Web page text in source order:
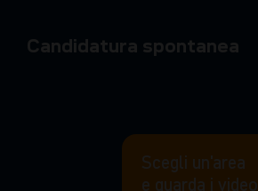
Candidatura spontanea
Scegli un'area
e guarda i video